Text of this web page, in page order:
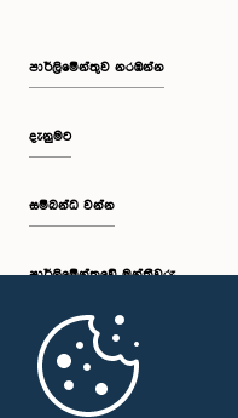
පාර්ලි‌මේන්තුව නරඹන්න
දැනුමට
සම්බන්ධ වන්න
පාර්ලි‌මේන්තුවේ මන්ත්‍රීවරු
මුල් පිටුව